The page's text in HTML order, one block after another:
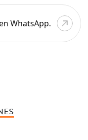
WhatsApp.